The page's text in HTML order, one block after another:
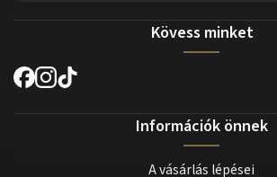
Kövess minket
Információk önnek
A vásárlás lépései